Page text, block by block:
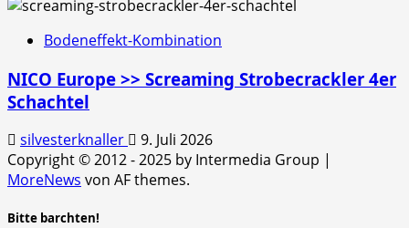
Bodeneffekt-Kombination
NICO Europe >> Screaming Strobecrackler 4er
Schachtel
silvesterknaller
9. Juli 2026
Copyright © 2012 - 2025 by Intermedia Group |
MoreNews von AF themes.
Bitte barchten!